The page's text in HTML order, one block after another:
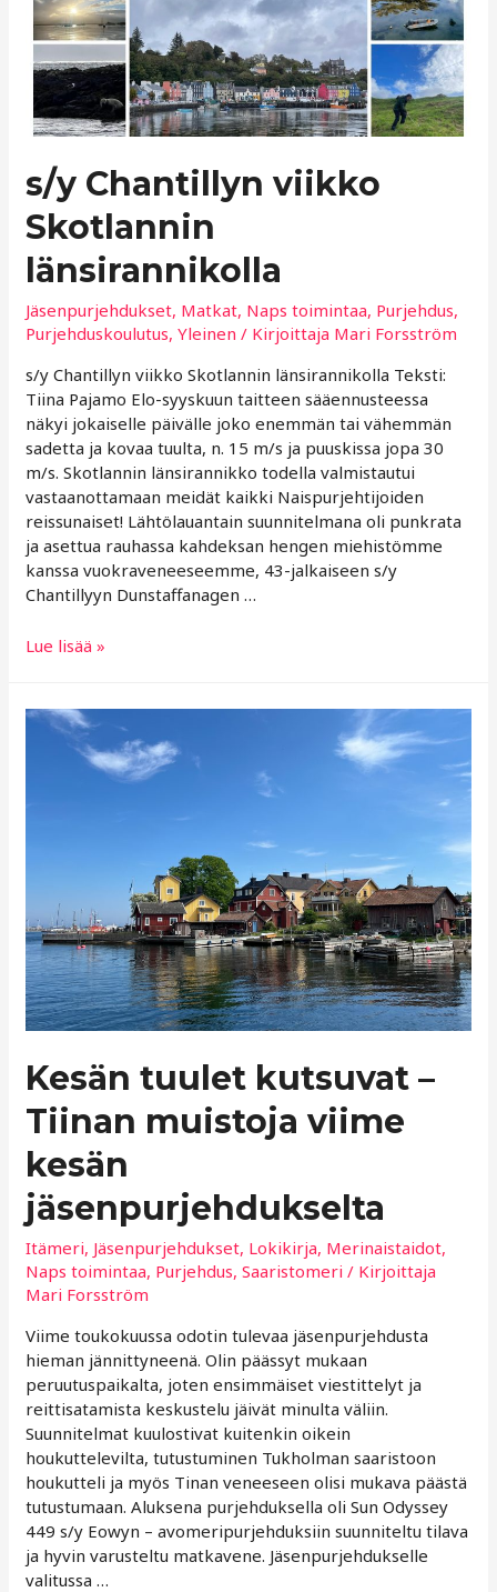
s/y Chantillyn viikko
Skotlannin
länsirannikolla
Jäsenpurjehdukset, Matkat, Naps toimintaa, Purjehdus,
Purjehduskoulutus,Yleinen / Kirjoittaja Mari Forsström
s/y Chantillyn viikko Skotlannin länsirannikolla Teksti:
Tiina Pajamo Elo-syyskuun taitteen sääennusteessa
näkyi jokaiselle päivälle joko enemmän tai vähemmän
sadetta ja kovaa tuulta, n. 15 m/s ja puuskissa jopa 30
m/s. Skotlannin länsirannikko todella valmistautui
vastaanottamaan meidät kaikki Naispurjehtijoiden
reissunaiset! Lähtölauantain suunnitelmana oli punkrata
ja asettua rauhassa kahdeksan hengen miehistömme
kanssa vuokraveneeseemme, 43-jalkaiseen s/y
Chantillyyn Dunstaffanagen …
s/y
Skotlannin
länsirannikolla
Lue lisää »
Kesän tuulet kutsuvat –
Tiinan muistoja viime
kesän
jäsenpurjehdukselta
Itämeri, Jäsenpurjehdukset, Lokikirja, Merinaistaidot,
Naps toimintaa, Purjehdus,Saaristomeri / Kirjoittaja
Mari Forsström
Viime toukokuussa odotin tulevaa jäsenpurjehdusta
hieman jännittyneenä. Olin päässyt mukaan
peruutuspaikalta, joten ensimmäiset viestittelyt ja
reittisatamista keskustelu jäivät minulta väliin.
Suunnitelmat kuulostivat kuitenkin oikein
houkuttelevilta, tutustuminen Tukholman saaristoon
houkutteli ja myös Tinan veneeseen olisi mukava päästä
tutustumaan. Aluksena purjehduksella oli Sun Odyssey
449 s/y Eowyn – avomeripurjehduksiin suunniteltu tilava
ja hyvin varusteltu matkavene. Jäsenpurjehdukselle
valitussa …